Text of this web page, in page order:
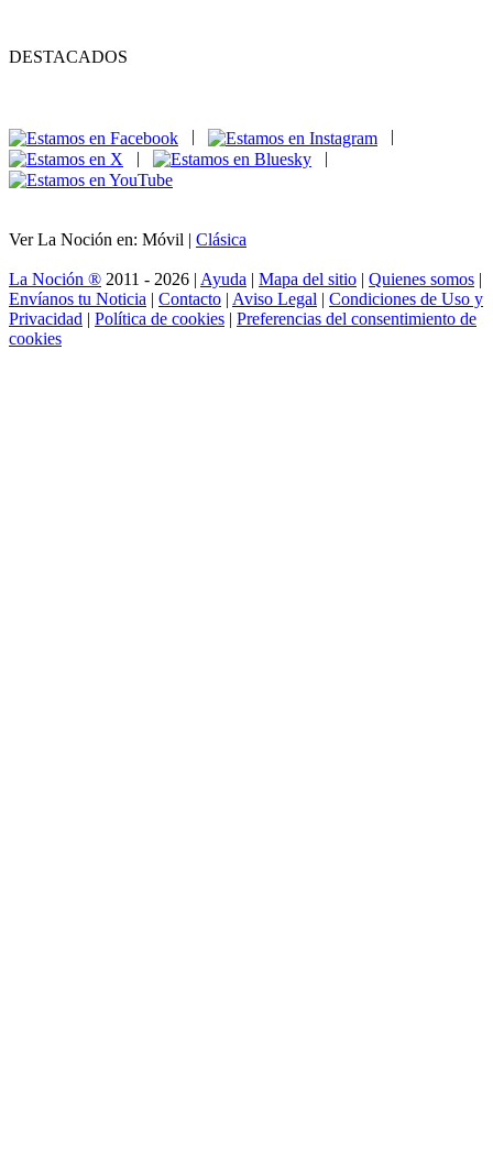
DESTACADOS
|
|
Ver La Noción en: Móvil | Clásica
La Noción ® 2011 - 2026 | Ayuda | Mapa del sitio | Quienes somos |
Envíanos tu Noticia | Contacto | Aviso Legal | Condiciones de Uso y
Privacidad | Política de cookies | Preferencias del consentimiento de
cookies